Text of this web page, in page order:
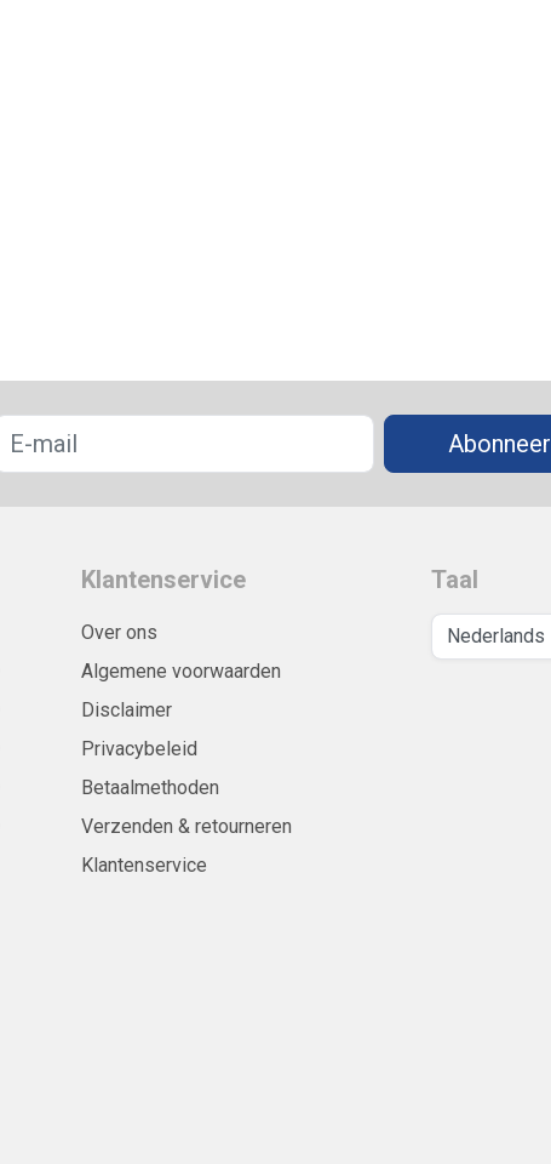
Abonneer
Klantenservice
Over ons
Algemene voorwaarden
Disclaimer
Privacybeleid
Betaalmethoden
Verzenden & retourneren
Klantenservice
Taal